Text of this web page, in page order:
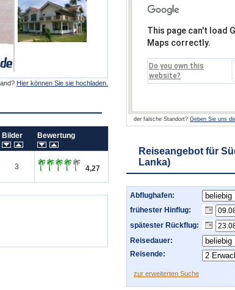
Hier können Sie sie hochladen.
Bilder Bewertung
3 4,27
This page can't load
Maps correctly.
Do you own this
website?
der falsche Standort? Geben Sie uns
Reiseangebot für
Lanka)
Abflughafen:
frühester Hinflug:
spätester Rückflug:
Reisedauer:
Reisende:
zur erweiterten Suche